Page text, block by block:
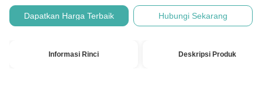
Dapatkan Harga Terbaik Hubungi Sekarang
Informasi Rinci Deskripsi Produk